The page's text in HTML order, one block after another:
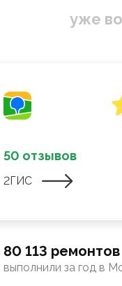
уже
50 отзывов
2ГИС
80 113 ремонтов
выполнили за год в